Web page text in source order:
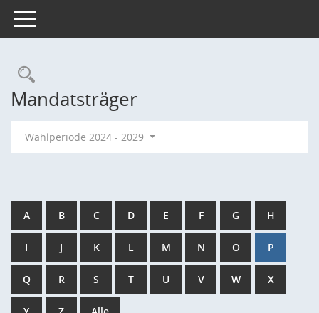
Toggle navigation
Rechercheauswahl
Mandatsträger
Wahlperiode 2024 - 2029
A B C D E F G H
I J K L M N O P
Q R S T U V W X